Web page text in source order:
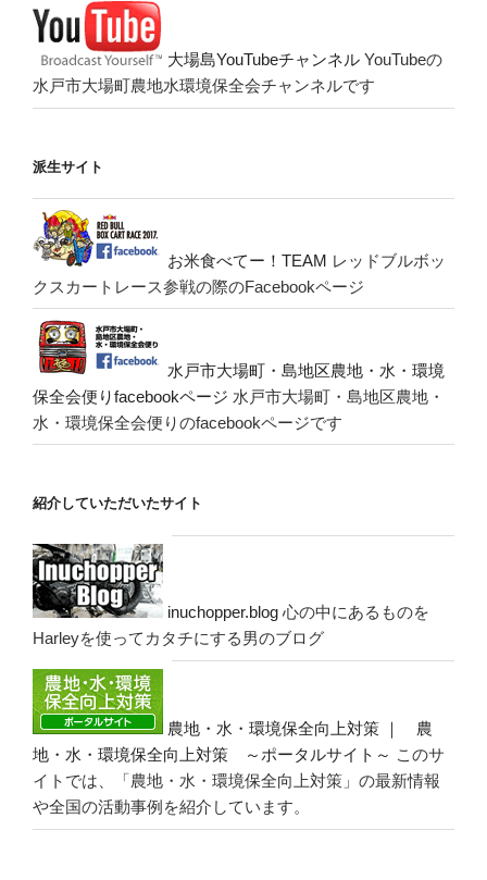
大場島YouTubeチャンネル YouTubeの
水戸市大場町農地水環境保全会チャンネルです
派生サイト
お米食べてー！TEAM レッドブルボッ
クスカートレース参戦の際のFacebookページ
水戸市大場町・島地区農地・水・環境
保全会便りfacebookページ 水戸市大場町・島地区農地・
水・環境保全会便りのfacebookページです
紹介していただいたサイト
inuchopper.blog 心の中にあるものを
Harleyを使ってカタチにする男のブログ
農地・水・環境保全向上対策 ｜ 農
地・水・環境保全向上対策 ～ポータルサイト～ このサ
イトでは、「農地・水・環境保全向上対策」の最新情報
や全国の活動事例を紹介しています。